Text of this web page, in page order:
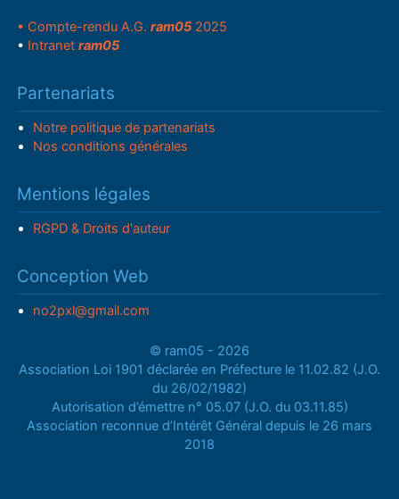
• Compte-rendu A.G.ram05 2025
• Intranetram05
Partenariats
Notre politique de partenariats
Nos conditions générales
Mentions légales
RGPD & Droits d'auteur
Conception Web
no2pxl@gmail.com
© ram05 - 2026
Association Loi 1901 déclarée en Préfecture le 11.02.82 (J.O.
du 26/02/1982)
Autorisation d’émettre n° 05.07 (J.O. du 03.11.85)
Association reconnue d’Intérêt Général depuis le 26 mars
2018